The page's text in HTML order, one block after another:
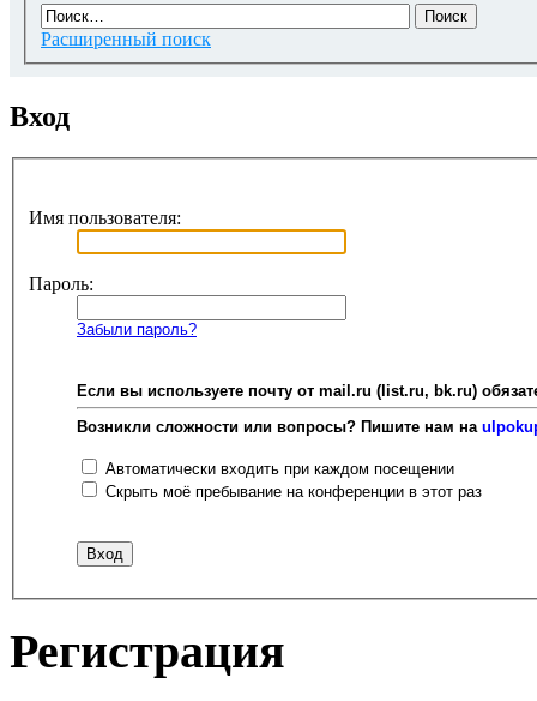
Расширенный поиск
Вход
Имя пользователя:
Пароль:
Забыли пароль?
Если вы используете почту от mail.ru (list.ru, bk.ru)
Возникли сложности или вопросы? Пишите нам на
Автоматически входить при каждом посещении
Скрыть моё пребывание на конференции в этот раз
Регистрация